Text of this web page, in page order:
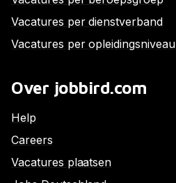
Vacatures per dienstverband
Vacatures per opleidingsniveau
Over jobbird.com
Help
Careers
Vacatures plaatsen